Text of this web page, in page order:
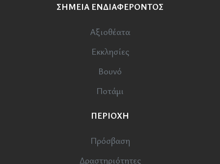
ΣΗΜΕΙΑ ΕΝΔΙΑΦΕΡΟΝΤΟΣ
Αξιοθέατα
Εκκλησίες
Βουνό
Ποτάμι
ΠΕΡΙΟΧΗ
Πρόσβαση
Δραστηριότητες